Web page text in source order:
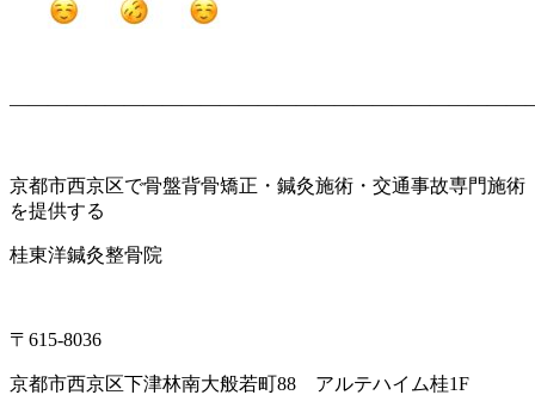
京都市西京区で骨盤背骨矯正・鍼灸施術・交通事故専門施術
を提供する
桂東洋鍼灸整骨院
〒 615-8036
京都市西京区下津林南大般若町88 アルテハイム桂1F